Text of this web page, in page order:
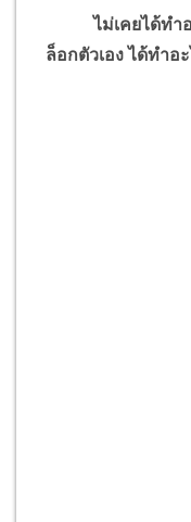
ไม่เคยได้ทำอะ
ล็อกตัวเอง ได้ทำ